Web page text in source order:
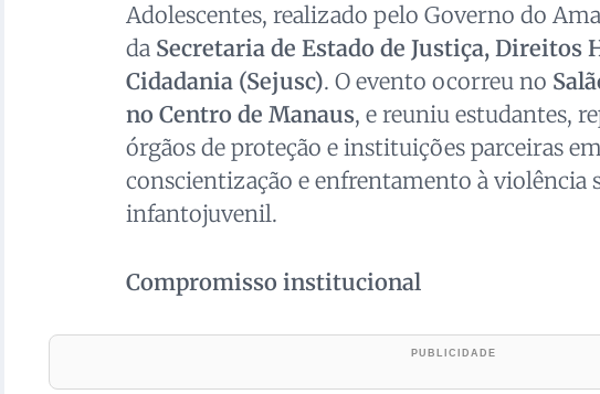
Adolescentes, realizado pelo Governo do
da Secretaria de Estado de Justiça, Direitos
Cidadania (Sejusc). O evento ocorreu no
no Centro de Manaus, e reuniu estudantes,
órgãos de proteção e instituições parceiras
conscientização e enfrentamento à violência
infantojuvenil.
Compromisso institucional